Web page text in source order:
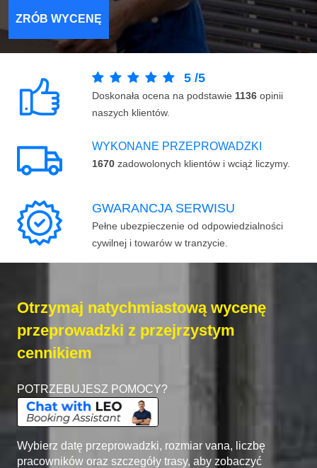
ZRÓB WYCENĘ
5 /5
Doskonała ocena na podstawie 1136 opinii
naszych klientów.
WYKONANE PRZEPROWADZKI
1670 zadowolonych klientów i wciąż liczymy.
GWARANCJA SERWISU
Pełne ubezpieczenie od odpowiedzialności
cywilnej i towarów w tranzycie.
Otrzymaj natychmiastową wycenę
przeprowadzki z przejrzystym
cennikiem
POTRZEBUJESZ POMOCY?
Wybierz datę przeprowadzki, rozmiar vana, liczbę
pracowników oraz szczegóły trasy, aby zobaczyć